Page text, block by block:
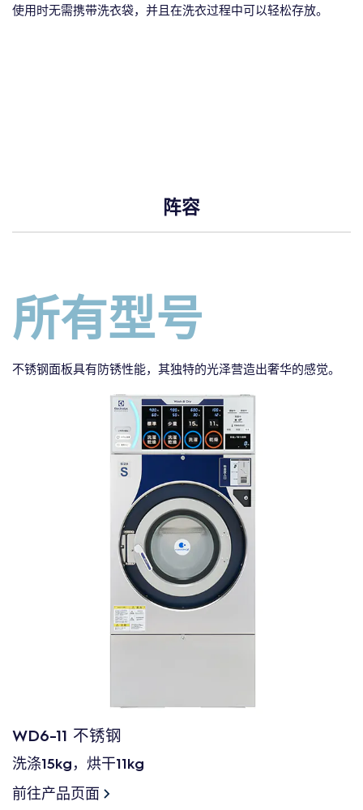
使用时无需携带洗衣袋，并且在洗衣过程中可以轻松存放。
阵容
所有型号
不锈钢面板具有防锈性能，其独特的光泽营造出奢华的感觉。
WD6-11 不锈钢
洗涤15kg，烘干11kg
前往产品页面